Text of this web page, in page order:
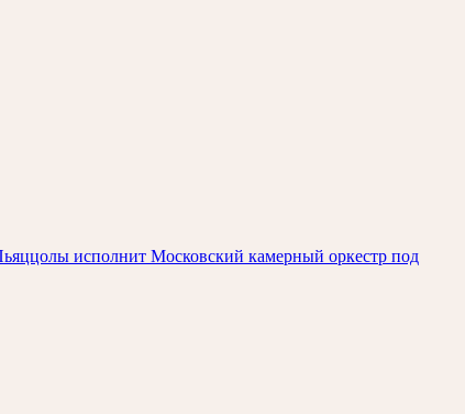
исполнит Московский камерный оркестр под